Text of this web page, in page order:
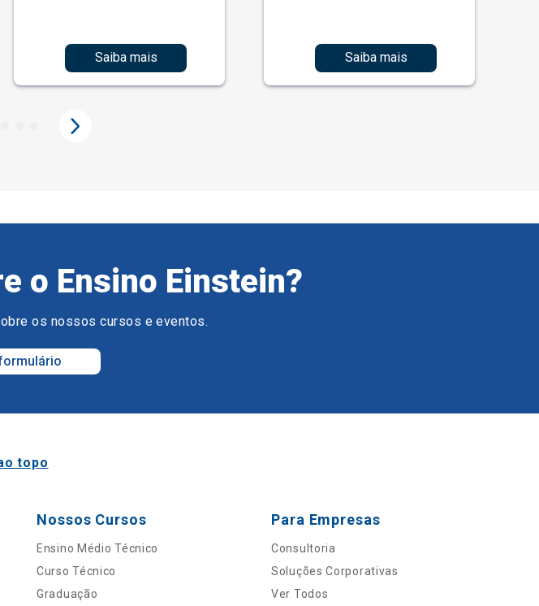
Saiba mais Saiba mais
o Ensino Einstein?
os nossos cursos e eventos.
topo
Nossos Cursos
Ensino Médio Técnico
Curso Técnico
Graduação
Para Empresas
Consultoria
Soluções Corporativas
Ver Todos